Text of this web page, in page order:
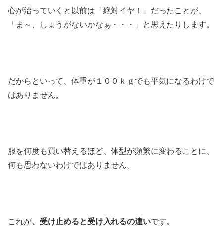
心が治っていくと以前は「絶対イヤ！」だったことが、
「ま～、しょうがないかなぁ・・・」と思えたりします。
だからといって、体重が１００ｋｇでも平気になるわけで
はありません。
服を何度も買い替えるほど、体型が頻繁に変わることに、
何も思わないわけではありません。
これが、受け止めると受け入れるの違いです。